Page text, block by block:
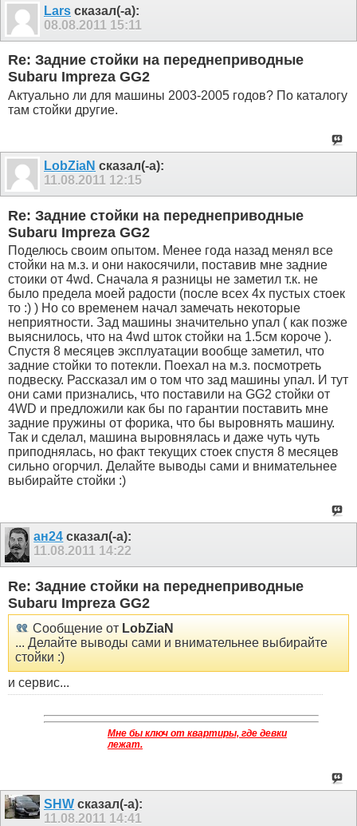
Lars сказал(-а):
08.08.2011 15:11
Re: Задние стойки на переднеприводные
Subaru Impreza GG2
Актуально ли для машины 2003-2005 годов? По каталогу
там стойки другие.
LobZiaN сказал(-а):
11.08.2011 12:15
Re: Задние стойки на переднеприводные
Subaru Impreza GG2
Поделюсь своим опытом. Менее года назад менял все
стойки на м.з. и они накосячили, поставив мне задние
стоики от 4wd. Сначала я разницы не заметил т.к. не
было предела моей радости (после всех 4х пустых стоек
то :) ) Но со временем начал замечать некоторые
неприятности. Зад машины значительно упал ( как позже
выяснилось, что на 4wd шток стойки на 1.5см короче ).
Спустя 8 месяцев эксплуатации вообще заметил, что
задние стойки то потекли. Поехал на м.з. посмотреть
подвеску. Рассказал им о том что зад машины упал. И тут
они сами признались, что поставили на GG2 стойки от
4WD и предложили как бы по гарантии поставить мне
задние пружины от форика, что бы выровнять машину.
Так и сделал, машина выровнялась и даже чуть чуть
приподнялась, но факт текущих стоек спустя 8 месяцев
сильно огорчил. Делайте выводы сами и внимательнее
выбирайте стойки :)
ан24 сказал(-а):
11.08.2011 14:22
Re: Задние стойки на переднеприводные
Subaru Impreza GG2
Сообщение от LobZiaN
... Делайте выводы сами и внимательнее выбирайте
стойки :)
и сервис...
Мне бы ключ от квартиры, где девки
лежат.
SHW сказал(-а):
11.08.2011 14:41